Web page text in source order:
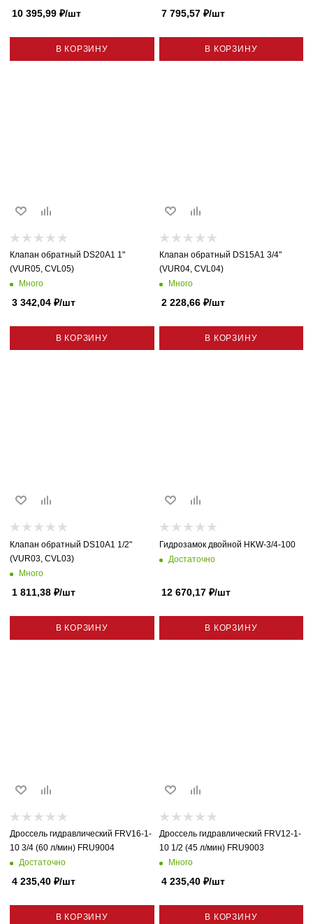
10 395,99 ₽/шт
В КОРЗИНУ
7 795,57₽/шт
В КОРЗИНУ
Клапан обратный DS20A1 1"
(VUR05, CVL05)
Много
3 342,04 ₽/шт
В КОРЗИНУ
Клапан обратный DS15A1 3/4"
(VUR04, CVL04)
Много
2 228,66₽/шт
В КОРЗИНУ
Клапан обратный DS10A1 1/2"
(VUR03, CVL03)
Много
1 811,38 ₽/шт
В КОРЗИНУ
Гидрозамок двойной HKW-3/4-100
Достаточно
12 670,17₽/шт
В КОРЗИНУ
Дроссель гидравлический FRV16-1-
10 3/4 (60 л/мин) FRU9004
Достаточно
4 235,40 ₽/шт
В КОРЗИНУ
Дроссель гидравлический FRV12-1-
10 1/2 (45 л/мин) FRU9003
Много
4 235,40₽/шт
В КОРЗИНУ